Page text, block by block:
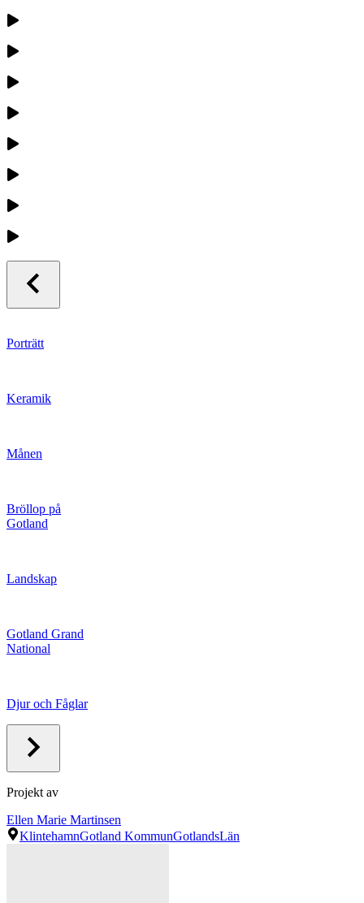
Porträtt
Keramik
Månen
Bröllop på
Gotland
Landskap
Gotland Grand
National
Djur och Fåglar
Projekt av
Ellen Marie Martinsen
KlintehamnGotland KommunGotlandsLän